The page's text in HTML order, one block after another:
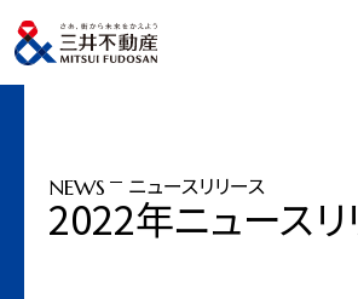
トップページ ニュースリリース
三井不動産創立80周年記念事業「未来特区プロジェク
レンス」5月27日開催
NEWS ニュースリリース
2022年ニュースリ